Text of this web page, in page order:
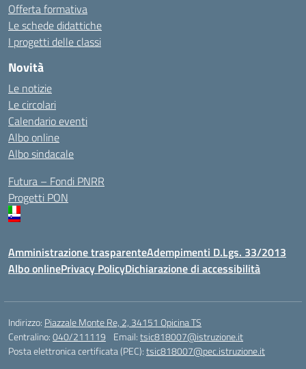
Offerta formativa
Le schede didattiche
I progetti delle classi
Novità
Le notizie
Le circolari
Calendario eventi
Albo online
Albo sindacale
Futura – Fondi PNRR
Progetti PON
Amministrazione trasparenteAdempimenti D.Lgs. 33/2013
Albo onlinePrivacy PolicyDichiarazione di accessibilità
Indirizzo: Piazzale Monte Re, 2, 34151 Opicina TS
Centralino:040/211119 Email:tsic818007@istruzione.it
Posta elettronica certificata (PEC):tsic818007@pec.istruzione.it